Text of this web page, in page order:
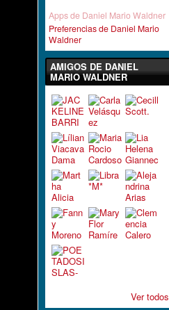
Apps de Daniel Mario Waldner
Preferencias de Daniel Mario
Waldner
AMIGOS DE DANIEL
MARIO WALDNER
Ver todos